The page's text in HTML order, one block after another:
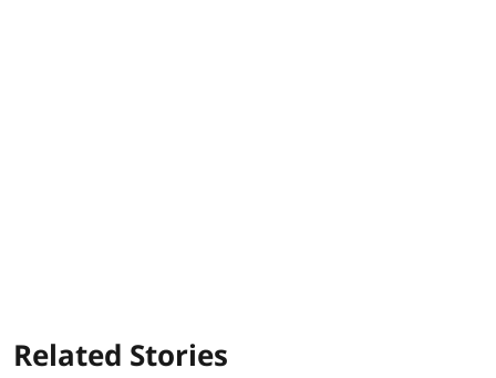
Related Stories